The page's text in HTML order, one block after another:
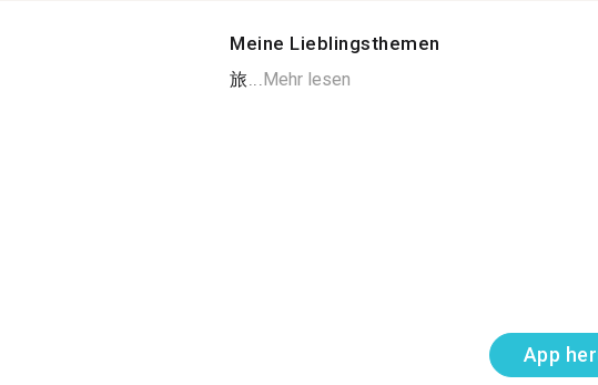
Meine Lieblingsthemen
旅...Mehr lesen
App